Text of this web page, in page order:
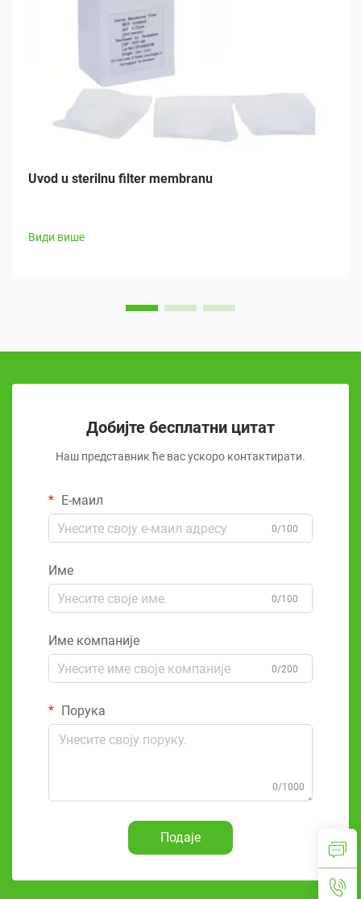
Uvod u sterilnu filter membranu
Види више
Добијте бесплатни цитат
Наш представник ће вас ускоро контактирати.
Е-маил
0/100
Име
0/100
Име компаније
0/200
Порука
0/1000
Подаје